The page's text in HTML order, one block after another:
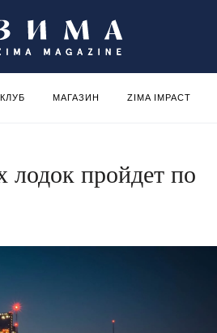
КЛУБ МАГАЗИН ZIMA IMPACT
пройдет по